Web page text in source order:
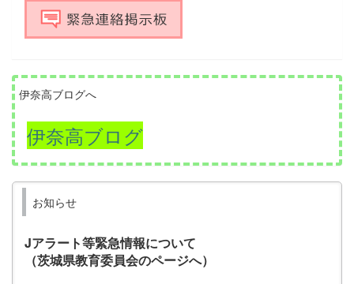
伊奈高ブログへ
伊奈高ブログ
お知らせ
Jアラート等緊急情報について
（茨城県教育委員会のページへ）